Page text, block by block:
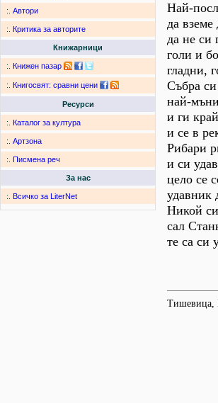
:. Автори
:. Критика за авторите
Книжарници
:. Книжен пазар
:. Книгосвят: сравни цени
Ресурси
:. Каталог за култура
:. Артзона
:. Писмена реч
За нас
:. Всичко за LiterNet
Най-
да вземе
да не си
голи и
гладни,
Събра
най-
и ги
и се в
Рибари
и си
цело се
удавник
Никой
сал
те са си
Тишевица,